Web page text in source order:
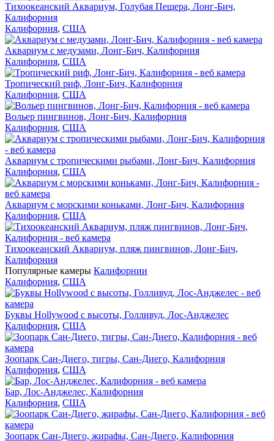
Тихоокеанский Аквариум, Голубая Пещера, Лонг-Бич,
Калифорния
Калифорния, США
Аквариум с медузами, Лонг-Бич, Калифорния
Калифорния, США
Тропический риф, Лонг-Бич, Калифорния
Калифорния, США
Вольер пингвинов, Лонг-Бич, Калифорния
Калифорния, США
Аквариум с тропическими рыбами, Лонг-Бич, Калифорния
Калифорния, США
Аквариум с морскими коньками, Лонг-Бич, Калифорния
Калифорния, США
Тихоокеанский Аквариум, пляж пингвинов, Лонг-Бич,
Калифорния
Популярные камеры Калифорнии
Калифорния, США
Буквы Hollywood с высоты, Голливуд, Лос-Анджелес
Калифорния, США
Зоопарк Сан-Диего, тигры, Сан-Диего, Калифорния
Калифорния, США
Бар, Лос-Анджелес, Калифорния
Калифорния, США
Зоопарк Сан-Диего, жирафы, Сан-Диего, Калифорния